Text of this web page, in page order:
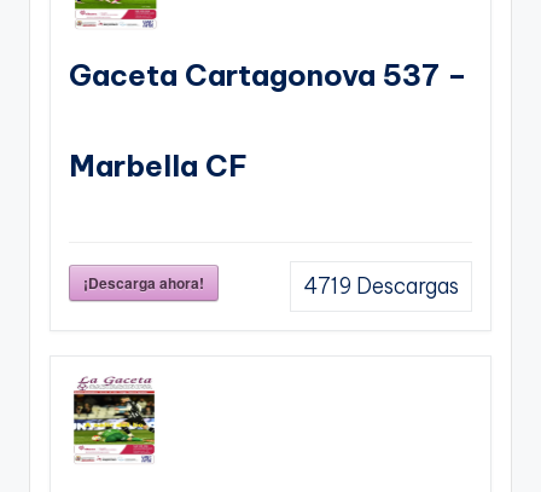
Gaceta Cartagonova 537 –
Marbella CF
¡Descarga ahora! 4719 Descargas